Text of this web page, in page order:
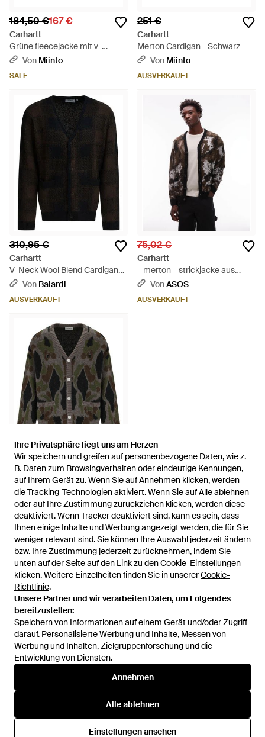
Ihre Privatsphäre liegt uns am Herzen
Wir speichern und greifen auf personenbezogene Daten, wie z.
B. Daten zum Browsingverhalten oder eindeutige Kennungen,
auf Ihrem Gerät zu. Wenn Sie auf Annehmen klicken, werden
die Tracking-Technologien aktiviert. Wenn Sie auf Alle ablehnen
oder auf Ihre Zustimmung zurückziehen klicken, werden diese
deaktiviert. Wenn Tracker deaktiviert sind, kann es sein, dass
Ihnen einige Inhalte und Werbung angezeigt werden, die für Sie
weniger relevant sind. Sie können Ihre Auswahl jederzeit ändern
bzw. Ihre Zustimmung jederzeit zurücknehmen, indem Sie
unten auf der Seite auf den Link zu den Cookie-Einstellungen
klicken. Weitere Einzelheiten finden Sie in unsererCookie-
Richtlinie.
Unsere Partner und wir verarbeiten Daten, um Folgendes
bereitzustellen:
Speichern von Informationen auf einem Gerät und/oder Zugriff
darauf. Personalisierte Werbung und Inhalte, Messen von
Werbung und Inhalten, Zielgruppenforschung und die
Entwicklung von Diensten.
Annehmen
Alle ablehnen
Einstellungen ansehen
Ihre Privatsphäre liegt uns am Herzen
Wir speichern und greifen auf personenbezogene Daten, wie z.
B. Daten zum Browsingverhalten oder eindeutige Kennungen,
auf Ihrem Gerät zu. Wenn Sie auf Annehmen klicken, werden
die Tracking-Technologien aktiviert. Wenn Sie auf Alle ablehnen
oder auf Ihre Zustimmung zurückziehen klicken, werden diese
deaktiviert. Wenn Tracker deaktiviert sind, kann es sein, dass
Ihnen einige Inhalte und Werbung angezeigt werden, die für Sie
weniger relevant sind. Sie können Ihre Auswahl jederzeit ändern
bzw. Ihre Zustimmung jederzeit zurücknehmen, indem Sie
unten auf der Seite auf den Link zu den Cookie-Einstellungen
klicken. Weitere Einzelheiten finden Sie in unsererCookie-
Richtlinie.
Unsere Partner und wir verarbeiten Daten, um Folgendes
bereitzustellen:
Speichern von Informationen auf einem Gerät und/oder Zugriff
darauf. Personalisierte Werbung und Inhalte, Messen von
Werbung und Inhalten, Zielgruppenforschung und die
Entwicklung von Diensten.
Annehmen
Alle ablehnen
Einstellungen ansehen
184,50 €167 €
Carhartt
Grüne fleecejacke mit v-
ausschnitt - Schwarz
Von Miinto
SALE
251 €
Carhartt
Merton Cardigan - Schwarz
Von Miinto
AUSVERKAUFT
310,95 €
Carhartt
V-Neck Wool Blend Cardigan
With Subtle Checkered P -
Von Balardi
AUSVERKAUFT
75,02 €
Carhartt
– merton – strickjacke aus
alpakawollmix mit abstraktem
Schwarz
VonASOS
AUSVERKAUFT
99,50 €
Carhartt
Merton camo duck er cardigan
- Schwarz
VonFerraris Boutique
AUSVERKAUFT
International
Hilfe und Informationen